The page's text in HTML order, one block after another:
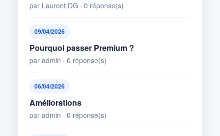
par Laurent.DG · 0 réponse(s)
09/04/2026
Pourquoi passer Premium ?
par admin · 0 réponse(s)
06/04/2026
Améliorations
par admin · 0 réponse(s)